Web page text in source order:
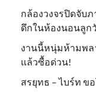
กล้องวงจรปิดจับ
ดึกในห้องนอนลูก
งานนี้หนุ่มห้ามพลา
แล้วซื้อด่วน!
สรยุทธ – ไบร์ท ข